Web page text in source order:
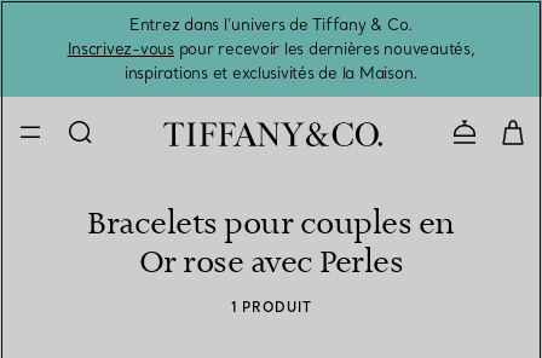
Entrez dans l’univers de Tiffany & Co.
Inscrivez-vouspour recevoir les dernières nouveautés,
inspirations et exclusivités de la Maison.
Bracelets pour couples en
Or rose avec Perles
1 PRODUIT